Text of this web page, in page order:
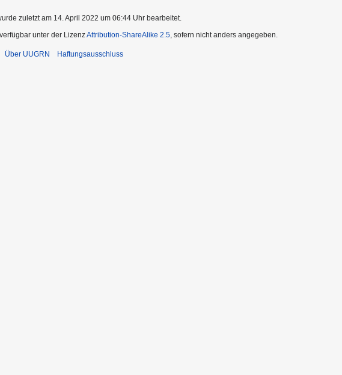
zuletzt am 14. April 2022 um 06:44 Uhr bearbeitet.
unter der LizenzAttribution-ShareAlike 2.5 , sofern nicht anders angegeben.
Über UUGRN Haftungsausschluss